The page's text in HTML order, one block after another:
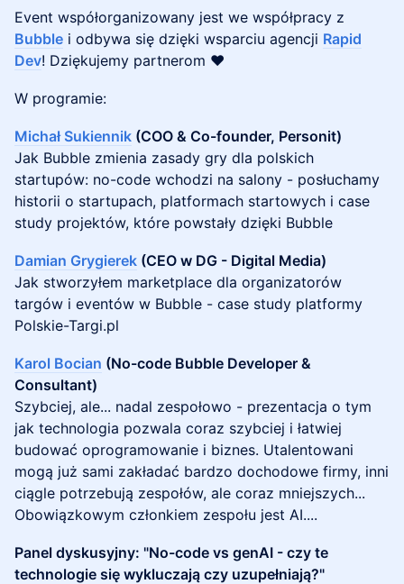
Event współorganizowany jest we współpracy z
Bubble i odbywa się dzięki wsparciu agencji Rapid
Dev! Dziękujemy partnerom ❤️
W programie:
Michał Sukiennik (COO & Co-founder, Personit)
Jak Bubble zmienia zasady gry dla polskich
startupów: no-code wchodzi na salony - posłuchamy
historii o startupach, platformach startowych i case
study projektów, które powstały dzięki Bubble
Damian Grygierek (CEO w DG - Digital Media)
Jak stworzyłem marketplace dla organizatorów
targów i eventów w Bubble - case study platformy
Polskie-Targi.pl
Karol Bocian (No-code Bubble Developer &
Consultant)
Szybciej, ale... nadal zespołowo - prezentacja o tym
jak technologia pozwala coraz szybciej i łatwiej
budować oprogramowanie i biznes. Utalentowani
mogą już sami zakładać bardzo dochodowe firmy, inni
ciągle potrzebują zespołów, ale coraz mniejszych...
Obowiązkowym członkiem zespołu jest AI....
Panel dyskusyjny: "No-code vs genAI - czy te
technologie się wykluczają czy uzupełniają?"